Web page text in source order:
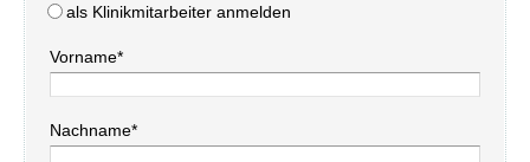
als Klinikmitarbeiter anmelden
Vorname*
Nachname*